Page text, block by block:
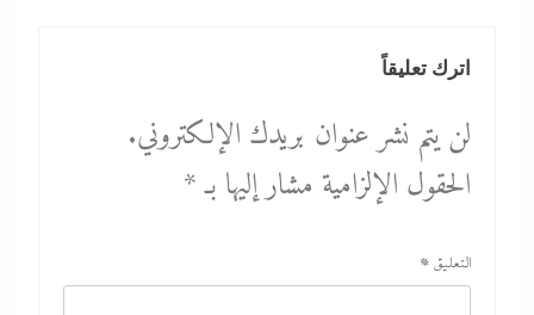
اترك تعليقاً
لن يتم نشر عنوان بريدك الإلكتروني.
الحقول الإلزامية مشار إليها بـ*
التعليق *